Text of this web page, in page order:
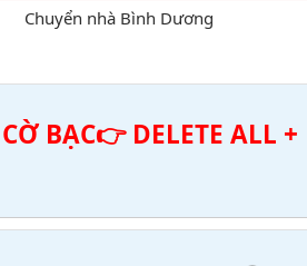
Chuyển nhà Bình Dương
BẠC👉 DELETE ALL +